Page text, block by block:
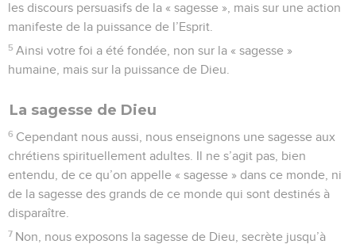
les discours persuasifs de la « sagesse », mais sur une action
manifeste de la puissance de l’Esprit.
5 Ainsi votre foi a été fondée, non sur la « sagesse »
humaine, mais sur la puissance de Dieu.
La sagesse de Dieu
6 Cependant nous aussi, nous enseignons une sagesse aux
chrétiens spirituellement adultes. Il ne s’agit pas, bien
entendu, de ce qu’on appelle « sagesse » dans ce monde, ni
de la sagesse des grands de ce monde qui sont destinés à
disparaître.
7 Non, nous exposons la sagesse de Dieu, secrète jusqu’à